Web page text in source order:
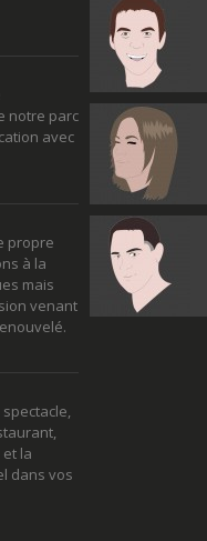
notre parc
avec
propre
à la
mais
venant
la
dans vos